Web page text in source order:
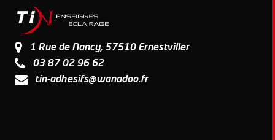
1 Rue de Nancy, 57510 Ernestviller
03 87 02 96 62
tin-adhesifs@wanadoo.fr